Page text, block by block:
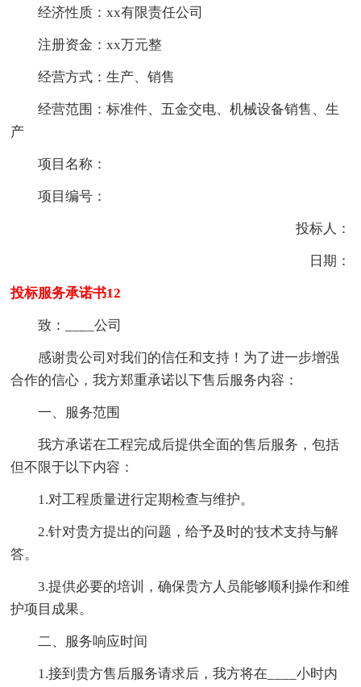
经济性质：xx有限责任公司
注册资金：xx万元整
经营方式：生产、销售
经营范围：标准件、五金交电、机械设备销售、生
产
项目名称：
项目编号：
投标人：
日期：
投标服务承诺书12
致：____公司
感谢贵公司对我们的信任和支持！为了进一步增强
合作的信心，我方郑重承诺以下售后服务内容：
一、服务范围
我方承诺在工程完成后提供全面的售后服务，包括
但不限于以下内容：
1.对工程质量进行定期检查与维护。
2.针对贵方提出的问题，给予及时的'技术支持与解
答。
3.提供必要的培训，确保贵方人员能够顺利操作和维
护项目成果。
二、服务响应时间
1.接到贵方售后服务请求后，我方将在____小时内